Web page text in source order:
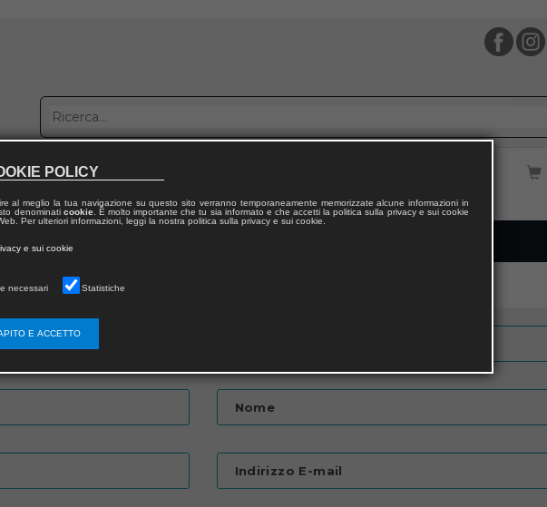
con noi
Nome
Indirizzo E-mail
POLICY
al meglio la tua navigazione su questo sito verranno temporaneamente memorizzate alcune informazioni in
denominati cookie. È molto importante che tu sia informato e che accetti la politica sulla privacy e sui cookie
Per ulteriori informazioni, leggi la nostra politica sulla privacy e sui cookie.
e sui cookie
necessari Statistiche
E ACCETTO